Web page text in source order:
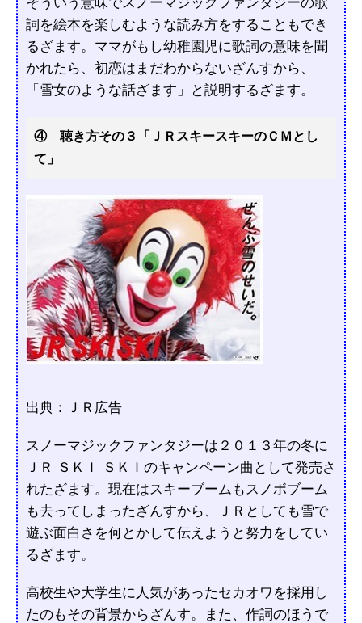
詞を絵本を楽しむような読み方をすることもでき
るざます。ママがもし幼稚園児に歌詞の意味を聞
かれたら、初恋はまだわからないざんすから、
「雪女のような話ざます」と説明するざます。
④ 聴き方その３「ＪＲスキースキーのＣＭとし
て」
出典：ＪＲ広告
スノーマジックファンタジーは２０１３年の冬に
ＪＲ ＳＫＩ ＳＫＩのキャンペーン曲として発売さ
れたざます。現在はスキーブームもスノボブーム
も去ってしまったざんすから、ＪＲとしても雪で
遊ぶ面白さを何とかして伝えようと努力をしてい
るざます。
高校生や大学生に人気があったセカオワを採用し
たのもその背景からざんす。また、作詞のほうで